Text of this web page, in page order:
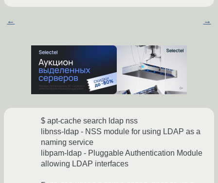
← →
$ apt-cache search ldap nss
libnss-ldap - NSS module for using LDAP as a
naming service
libpam-ldap - Pluggable Authentication Module
allowing LDAP interfaces